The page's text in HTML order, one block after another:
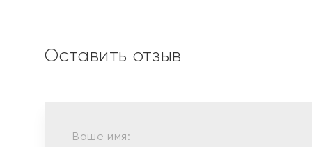
Оставить отзыв
Ваше имя: